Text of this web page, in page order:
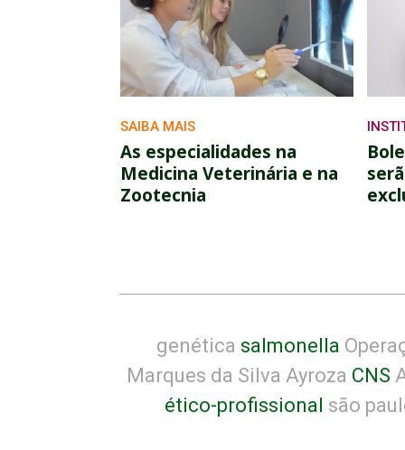
SAIBA MAIS
As especialidades na
Medicina Veterinária e na
Zootecnia
genética salmonella
Marques da Silva Ayroza CNS
ético-profissional são